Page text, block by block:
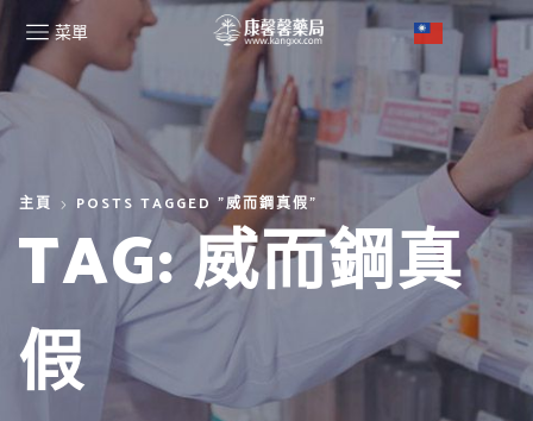
菜單
主頁 POSTS TAGGED "威而鋼真假"
TAG: 威而鋼真
假